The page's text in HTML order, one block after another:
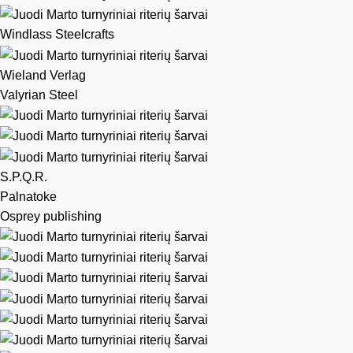
Windlass Steelcrafts
Wieland Verlag
Valyrian Steel
S.P.Q.R.
Palnatoke
Osprey publishing